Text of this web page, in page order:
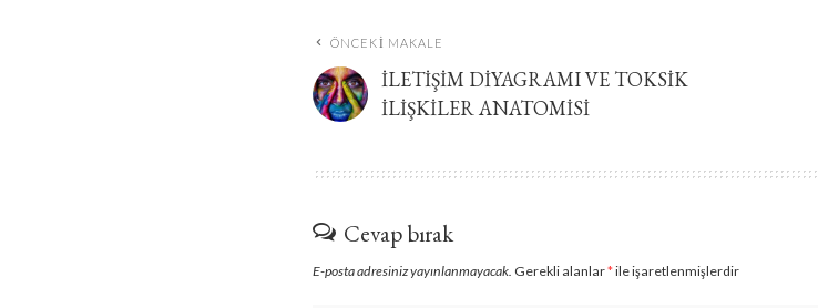
ÖNCEKI MAKALE
İLETIŞIM DIYAGRAMI VE TOKSIK
İLIŞKILER ANATOMISI
Cevap bırak
E-posta adresiniz yayınlanmayacak. Gerekli alanlar*ile işaretlenmişlerdir